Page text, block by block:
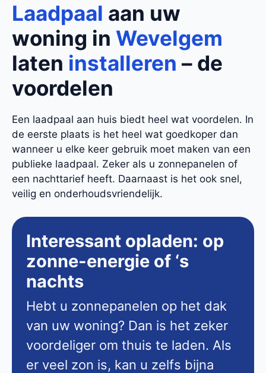
Laadpaal aan uw
woning in Wevelgem
laten installeren – de
voordelen
Een laadpaal aan huis biedt heel wat voordelen. In
de eerste plaats is het heel wat goedkoper dan
wanneer u elke keer gebruik moet maken van een
publieke laadpaal. Zeker als u zonnepanelen of
een nachttarief heeft. Daarnaast is het ook snel,
veilig en onderhoudsvriendelijk.
Interessant opladen: op
zonne-energie of ‘s
nachts
Hebt u zonnepanelen op het dak
van uw woning? Dan is het zeker
voordeliger om thuis te laden. Als
er veel zon is, kan u zelfs bijna